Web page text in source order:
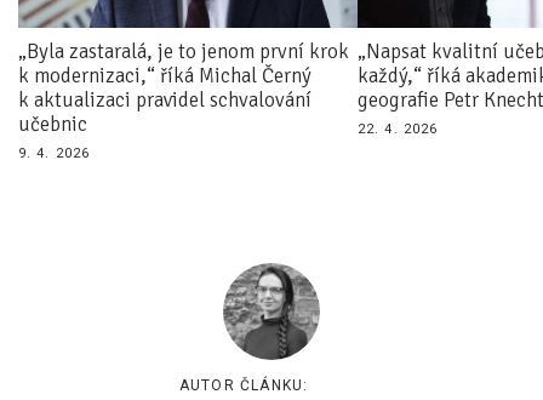
„Byla zastaralá, je to jenom první krok
k modernizaci,“ říká Michal Černý
k aktualizaci pravidel schvalování
učebnic
9. 4. 2026
„Napsat kvalitní
každý,“ říká
geografie Petr Knecht
22. 4. 2026
AUTOR ČLÁNKU: